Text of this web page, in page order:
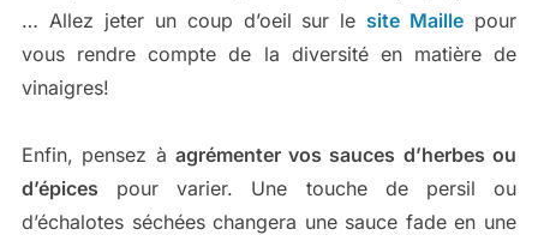
… Allez jeter un coup d’oeil sur le site Maille pour
vous rendre compte de la diversité en matière de
vinaigres!
Enfin, pensez à agrémenter vos sauces d’herbes ou
d’épices pour varier. Une touche de persil ou
d’échalotes séchées changera une sauce fade en une